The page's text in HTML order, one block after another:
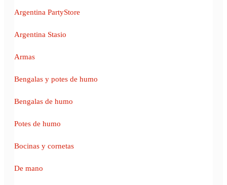
Argentina PartyStore
Argentina Stasio
Armas
Bengalas y potes de humo
Bengalas de humo
Potes de humo
Bocinas y cornetas
De mano